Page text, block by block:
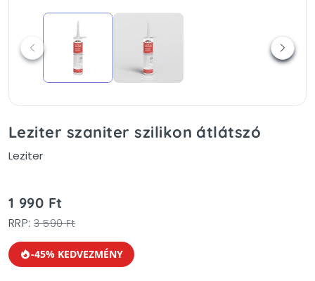
Leziter szaniter szilikon átlátszó
Leziter
1 990 Ft
RRP:3 590 Ft
-45% KEDVEZMÉNY